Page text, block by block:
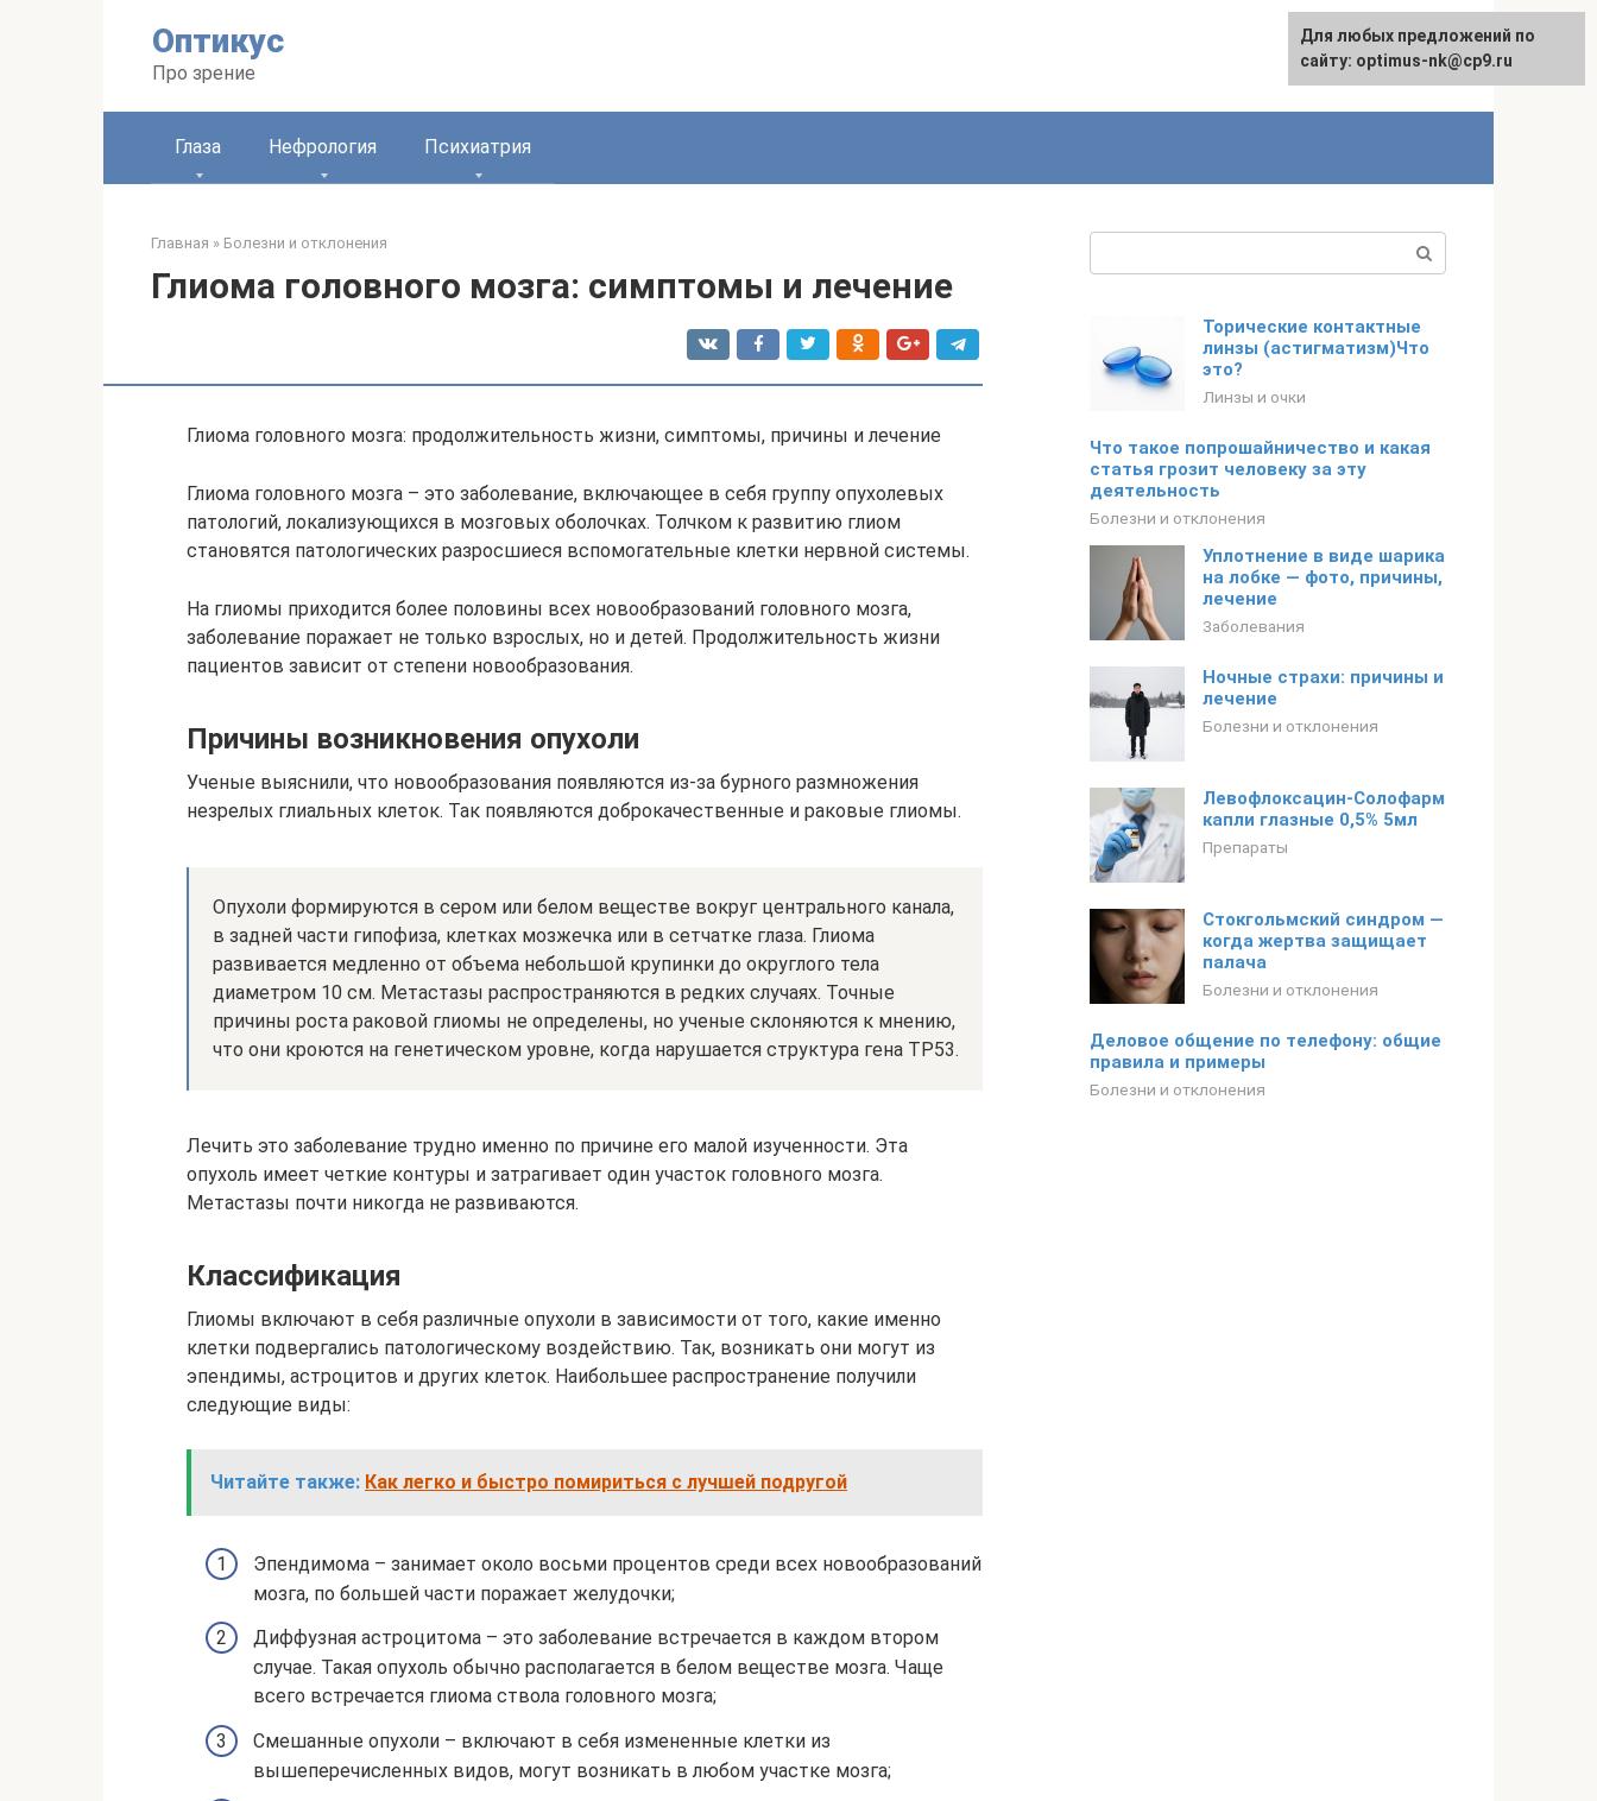
Оптикус
Про зрение
English
Глаза Нефрология Психиатрия
Главная » Болезни и отклонения
Глиома головного мозга: симптомы и лечение
Глиома головного мозга: продолжительность жизни, симптомы, причины и лечение
Глиома головного мозга – это заболевание, включающее в себя группу опухолевых
патологий, локализующихся в мозговых оболочках. Толчком к развитию глиом
становятся патологических разросшиеся вспомогательные клетки нервной системы.
На глиомы приходится более половины всех новообразований головного мозга,
заболевание поражает не только взрослых, но и детей. Продолжительность жизни
пациентов зависит от степени новообразования.
Причины возникновения опухоли
Ученые выяснили, что новообразования появляются из-за бурного размножения
незрелых глиальных клеток. Так появляются доброкачественные и раковые глиомы.
Опухоли формируются в сером или белом веществе вокруг центрального канала,
в задней части гипофиза, клетках мозжечка или в сетчатке глаза. Глиома
развивается медленно от объема небольшой крупинки до округлого тела
диаметром 10 см. Метастазы распространяются в редких случаях. Точные
причины роста раковой глиомы не определены, но ученые склоняются к мнению,
что они кроются на генетическом уровне, когда нарушается структура гена ТР53.
Лечить это заболевание трудно именно по причине его малой изученности. Эта
опухоль имеет четкие контуры и затрагивает один участок головного мозга.
Метастазы почти никогда не развиваются.
Классификация
Глиомы включают в себя различные опухоли в зависимости от того, какие именно
клетки подвергались патологическому воздействию. Так, возникать они могут из
эпендимы, астроцитов и других клеток. Наибольшее распространение получили
следующие виды:
Читайте также: Как легко и быстро помириться с лучшей подругой
Эпендимома – занимает около восьми процентов среди всех новообразований
мозга, по большей части поражает желудочки;
Диффузная астроцитома – это заболевание встречается в каждом втором
случае. Такая опухоль обычно располагается в белом веществе мозга. Чаще
всего встречается глиома ствола головного мозга;
Смешанные опухоли – включают в себя измененные клетки из
вышеперечисленных видов, могут возникать в любом участке мозга;
Торические контактные
линзы (астигматизм)Что
это?
Линзы и очки
Что такое попрошайничество и какая
статья грозит человеку за эту
деятельность
Болезни и отклонения
Уплотнение в виде шарика
на лобке — фото, причины,
лечение
Заболевания
Ночные страхи: причины и
лечение
Болезни и отклонения
Левофлоксацин-Солофарм
капли глазные 0,5% 5мл
Препараты
Стокгольмский синдром —
когда жертва защищает
палача
Болезни и отклонения
Деловое общение по телефону: общие
правила и примеры
Болезни и отклонения
Для любых предложений по
сайту: optimus-nk@cp9.ru